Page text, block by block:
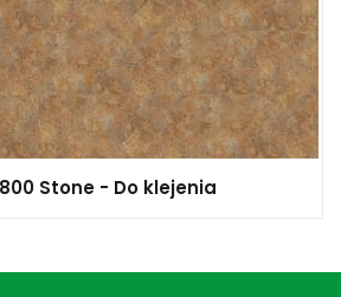
Stone - Do klejenia